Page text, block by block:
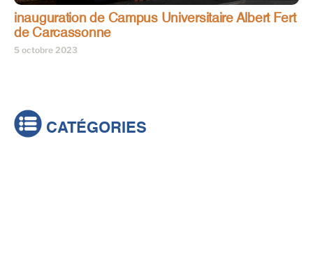
inauguration de Campus Universitaire Albert Fert
de Carcassonne
5 octobre 2023
CATÉGORIES